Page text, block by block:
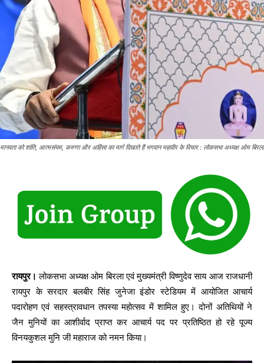
मानवता को शांति, आत्मसंयम, करुणा और अहिंसा का मार्ग दिखाते हैं भगवान महावीर के विचार : लोकसभा अध्यक्ष ओम बिरला
रायपुर। लोकसभा अध्यक्ष ओम बिरला एवं मुख्यमंत्री विष्णुदेव साय आज राजधानी
रायपुर के सरदार बलबीर सिंह जुनेजा इंडोर स्टेडियम में आयोजित आचार्य
पदारोहण एवं सहस्त्रावधान तपस्या महोत्सव में शामिल हुए। दोनों अतिथियों ने
जैन मुनियों का आशीर्वाद प्राप्त कर आचार्य पद पर प्रतिष्ठित हो रहे पूज्य
विनयकुशल मुनि जी महाराज को नमन किया।